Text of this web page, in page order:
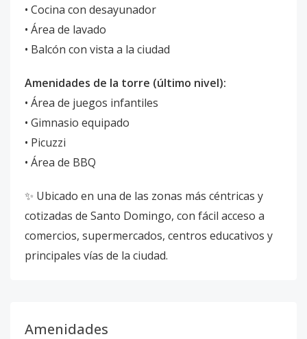
• Cocina con desayunador
• Área de lavado
• Balcón con vista a la ciudad
Amenidades de la torre (último nivel):
• Área de juegos infantiles
• Gimnasio equipado
• Picuzzi
• Área de BBQ
✨ Ubicado en una de las zonas más céntricas y
cotizadas de Santo Domingo, con fácil acceso a
comercios, supermercados, centros educativos y
principales vías de la ciudad.
Amenidades